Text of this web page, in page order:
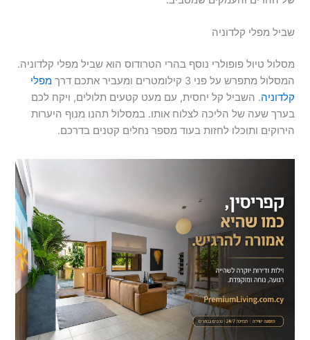
שביל מפלי קלדוניה
מסלול טיול פופולרי נוסף בהרי הטרודוס הוא שביל מפלי קלדוניה.
המסלול מתפרש על פני 3 קילומטרים ומעביר אתכם דרך
מפלי
קלדוניה. השביל קל יחסית, עם מעט קטעים תלולים, ויקח לכם
בערך שעה של הליכה לצלוח אותו. במסלול תהנו מנוף היערות
הירוקים ותוכלו לחזות בעוד מספר נחלים קטנים בדרכם.